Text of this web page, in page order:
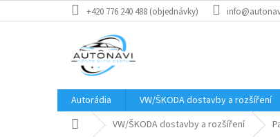
na
+420 776 240 488 (objednávky)
Autorádia VW/ŠKODA dostavby a rozšíření
Domů VW/ŠKODA dostavby a rozšíření